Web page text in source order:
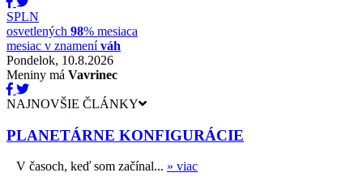
SPLN
osvetlených 98% mesiaca
mesiac v znameníváh
Pondelok, 10.8.2026
Meniny má Vavrinec
NAJNOVŠIE ČLÁNKY
PLANETÁRNE KONFIGURÁCIE
V časoch, keď som začínal... » viac